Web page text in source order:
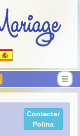
Contacter
Polina